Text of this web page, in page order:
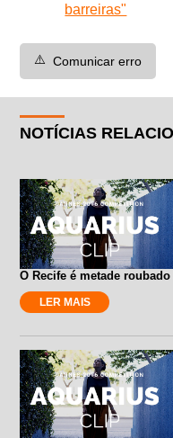
barreiras"
⚠️ Comunicar erro
NOTÍCIAS
O Recife é metade
LER MAIS